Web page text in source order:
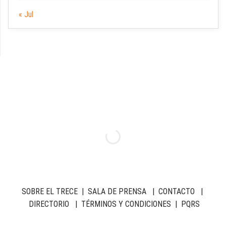
« Jul
SOBRE EL TRECE| SALA DE PRENSA| CONTACTO |
DIRECTORIO | TÉRMINOS Y CONDICIONES | PQRS